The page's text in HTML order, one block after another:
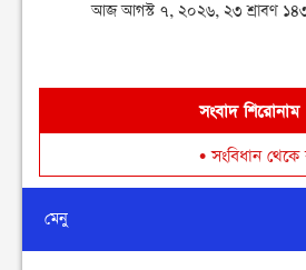
আজ আগস্ট ৭, ২০২৬, ২৩ শ্রাবণ
সংবাদ শিরোনাম
সংবিধান থেকে বাতিল
মেনু